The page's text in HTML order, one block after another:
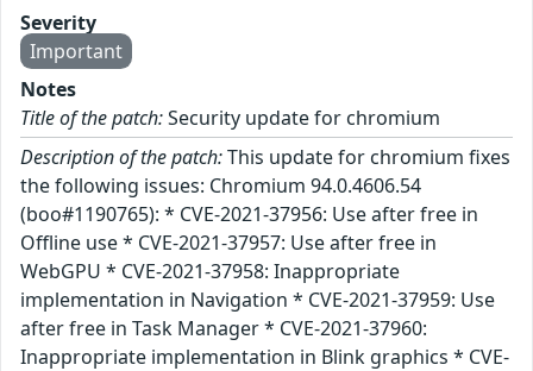
Severity
Important
Notes
Title of the patch:Security update for chromium
Description of the patch:This update for chromium fixes
the following issues: Chromium 94.0.4606.54
(boo#1190765): * CVE-2021-37956: Use after free in
Offline use * CVE-2021-37957: Use after free in
WebGPU * CVE-2021-37958: Inappropriate
implementation in Navigation * CVE-2021-37959: Use
after free in Task Manager * CVE-2021-37960:
Inappropriate implementation in Blink graphics * CVE-